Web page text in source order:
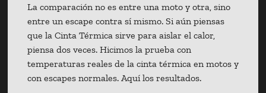
La comparación no es entre una moto y otra, sino
entre un escape contra sí mismo. Si aún piensas
que la Cinta Térmica sirve para aislar el calor,
piensa dos veces. Hicimos la prueba con
temperaturas reales de la cinta térmica en motos y
con escapes normales. Aquí los resultados.